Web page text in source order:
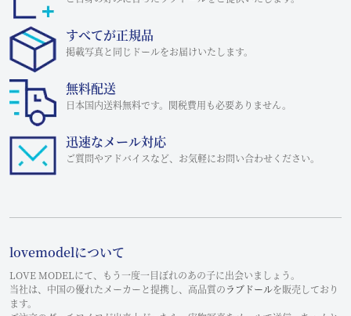
すべてが正規品
掲載写真と同じドールをお届けいたします。
無料配送
日本国内送料無料です。関税費用も必要ありません。
迅速なメール対応
ご質問やアドバイスなど、お気軽にお問い合わせください。
lovemodelについて
LOVE MODELにて、もう一度一目ぼれのあの子に出会いましょう。
当社は、中国の優れたメーカーと提携し、高品質のラブドールを販売しており
ます。